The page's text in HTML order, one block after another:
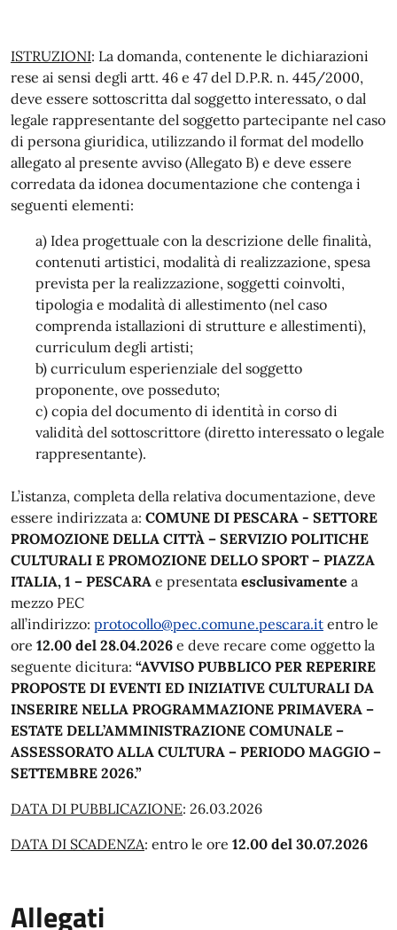
ISTRUZIONI: La domanda, contenente le dichiarazioni
rese ai sensi degli artt. 46 e 47 del D.P.R. n. 445/2000,
deve essere sottoscritta dal soggetto interessato, o dal
legale rappresentante del soggetto partecipante nel caso
di persona giuridica, utilizzando il format del modello
allegato al presente avviso (Allegato B) e deve essere
corredata da idonea documentazione che contenga i
seguenti elementi:
a) Idea progettuale con la descrizione delle finalità,
contenuti artistici, modalità di realizzazione, spesa
prevista per la realizzazione, soggetti coinvolti,
tipologia e modalità di allestimento (nel caso
comprenda istallazioni di strutture e allestimenti),
curriculum degli artisti;
b) curriculum esperienziale del soggetto
proponente, ove posseduto;
c) copia del documento di identità in corso di
validità del sottoscrittore (diretto interessato o legale
rappresentante).
L’istanza, completa della relativa documentazione, deve
essere indirizzata a: COMUNE DI PESCARA - SETTORE
PROMOZIONE DELLA CITTÀ – SERVIZIO POLITICHE
CULTURALI E PROMOZIONE DELLO SPORT – PIAZZA
ITALIA, 1 – PESCARA e presentata esclusivamente a
mezzo PEC
all’indirizzo: protocollo@pec.comune.pescara.it entro le
ore 12.00 del 28.04.2026 e deve recare come oggetto la
seguente dicitura: “AVVISO PUBBLICO PER REPERIRE
PROPOSTE DI EVENTI ED INIZIATIVE CULTURALI DA
INSERIRE NELLA PROGRAMMAZIONE PRIMAVERA –
ESTATE DELL’AMMINISTRAZIONE COMUNALE –
ASSESSORATO ALLA CULTURA – PERIODO MAGGIO –
SETTEMBRE 2026.”
DATA DI PUBBLICAZIONE: 26.03.2026
DATA DI SCADENZA: entro le ore 12.00 del 30.07.2026
Allegati